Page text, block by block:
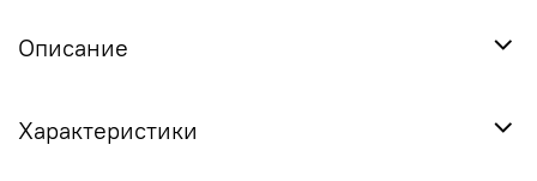
Описание
Характеристики